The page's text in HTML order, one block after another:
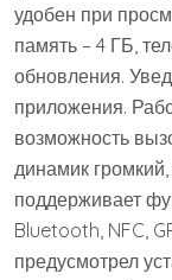
удобен при
память – 4 ГБ,
обновления.
приложения.
возможность
динамик
поддерживает
Bluetooth, NFC,
предусмотрел